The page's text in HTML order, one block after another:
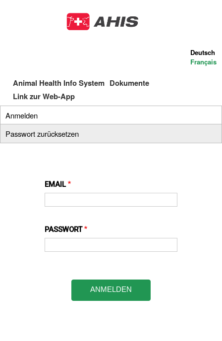
zum
Deutsch
Français
Main
navigation
Animal Health Info System Dokumente
Link zur Web-App
Primary
tabs
Anmelden
Reiter)
Passwort zurücksetzen
EMAIL
PASSWORT